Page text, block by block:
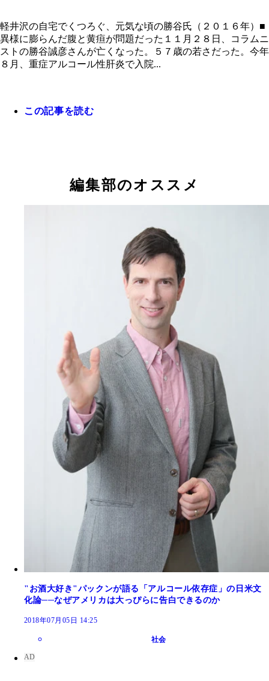
軽井沢の自宅でくつろぐ、元気な頃の勝谷氏（２
軽井沢の自宅でくつろぐ、元気な頃の勝谷氏（２０１６年）■
異様に膨らんだ腹と黄疸が問題だった１１月２８日、コラムニ
ストの勝谷誠彦さんが亡くなった。５７歳の若さだった。今年
８月、重症アルコール性肝炎で入院...
この記事を読む
編集部のオススメ
"お酒大好き"パックンが語る「アルコール依存症」の日米文
化論──なぜアメリカは大っぴらに告白できるのか
2018年07月05日 14:25
社会